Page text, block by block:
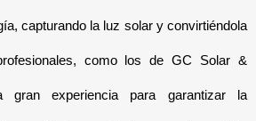
capturando la luz solar y convirtiéndola
como los de GC Solar &
gran experiencia para garantizar la